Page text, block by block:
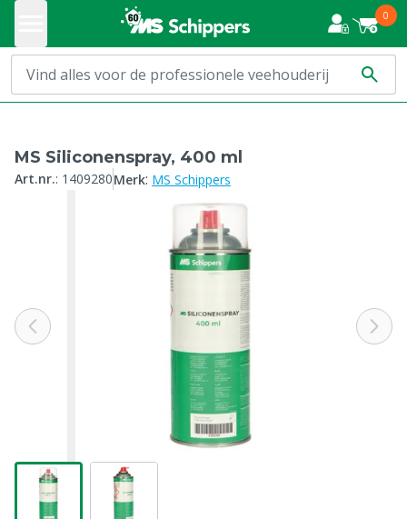
0
MS Siliconenspray, 400 ml
Art.nr.: 1409280Merk: MS Schippers